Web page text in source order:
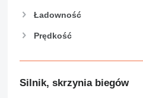
930
953
Ładowność
Prędkość
Silnik, skrzynia biegów